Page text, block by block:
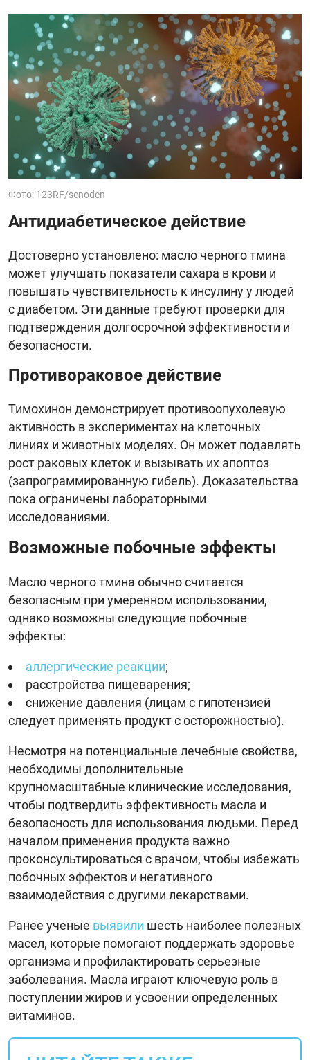
Фото: 123RF/senoden
Антидиабетическое действие
Достоверно установлено: масло черного тмина
может улучшать показатели сахара в крови и
повышать чувствительность к инсулину у людей
с диабетом. Эти данные требуют проверки для
подтверждения долгосрочной эффективности и
безопасности.
Противораковое действие
Тимохинон демонстрирует противоопухолевую
активность в экспериментах на клеточных
линиях и животных моделях. Он может подавлять
рост раковых клеток и вызывать их апоптоз
(запрограммированную гибель). Доказательства
пока ограничены лабораторными
исследованиями.
Возможные побочные эффекты
Масло черного тмина обычно считается
безопасным при умеренном использовании,
однако возможны следующие побочные
эффекты:
аллергические реакции;
расстройства пищеварения;
снижение давления (лицам с гипотензией
следует применять продукт с осторожностью).
Несмотря на потенциальные лечебные свойства,
необходимы дополнительные
крупномасштабные клинические исследования,
чтобы подтвердить эффективность масла и
безопасность для использования людьми. Перед
началом применения продукта важно
проконсультироваться с врачом, чтобы избежать
побочных эффектов и негативного
взаимодействия с другими лекарствами.
Ранее ученые выявили шесть наиболее полезных
масел, которые помогают поддержать здоровье
организма и профилактировать серьезные
заболевания. Масла играют ключевую роль в
поступлении жиров и усвоении определенных
витаминов.